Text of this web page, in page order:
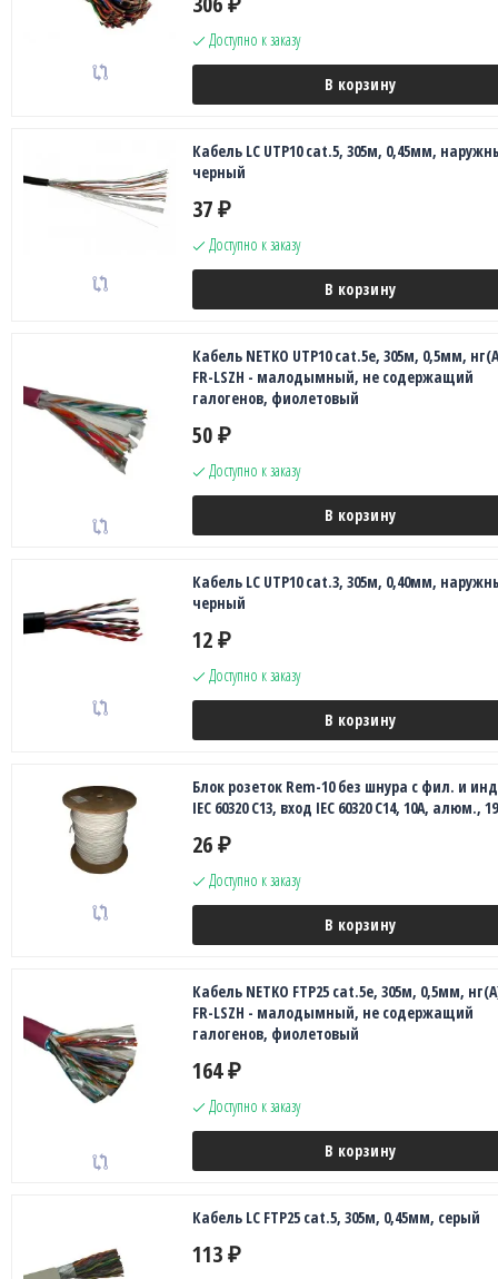
₽
Доступно к заказу
В корзину
Кабель LC UTP10 cat.5, 305м, 0,45мм,
черный
37 ₽
Доступно к заказу
В корзину
Кабель NETKO UTP10 cat.5e, 305м, 0,5мм,
FR-LSZH - малодымный, не содержащий
галогенов, фиолетовый
50 ₽
Доступно к заказу
В корзину
Кабель LC UTP10 cat.3, 305м, 0,40мм,
черный
12 ₽
Доступно к заказу
В корзину
Блок розеток Rem-10 без шнура с фил. и
IEC 60320 C13, вход IEC 60320 C14, 10A, алюм.,
26 ₽
Доступно к заказу
В корзину
Кабель NETKO FTP25 cat.5e, 305м, 0,5мм,
FR-LSZH - малодымный, не содержащий
галогенов, фиолетовый
164 ₽
Доступно к заказу
В корзину
Кабель LC FTP25 cat.5, 305м, 0,45мм, серый
113 ₽